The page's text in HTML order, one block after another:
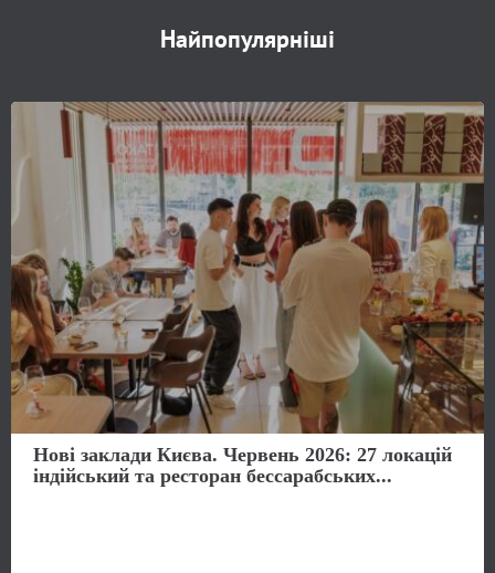
Найпопулярніші
Нові заклади Києва. Червень 2026: 27 локацій
індійський та ресторан бессарабських...